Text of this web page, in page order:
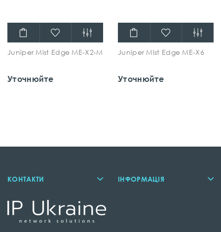
Juniper Mist Edge ME-X2-M
Уточнюйте
Juniper Mist Edge ME-X6
Уточнюйте
КОНТАКТИ ІНФОРМАЦІЯ